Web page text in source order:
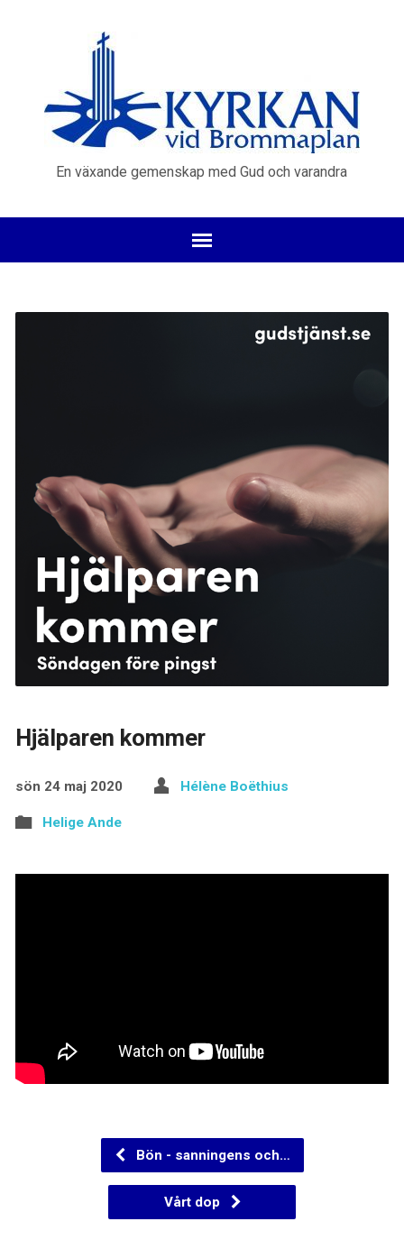
En växande gemenskap med Gud och varandra
Hjälparen kommer
sön 24 maj 2020 Hélène Boëthius
Helige Ande
Bön - sanningens och…
Vårt dop